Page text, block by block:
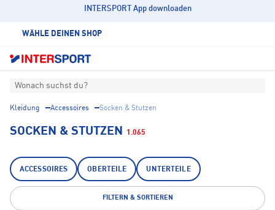
INTERSPORT App downloaden
WÄHLE DEINEN SHOP
Wonach suchst du?
Kleidung Accessoires Socken & Stutzen
SOCKEN & STUTZEN 1.065
ACCESSOIRES OBERTEILE UNTERTEILE
FILTERN & SORTIEREN